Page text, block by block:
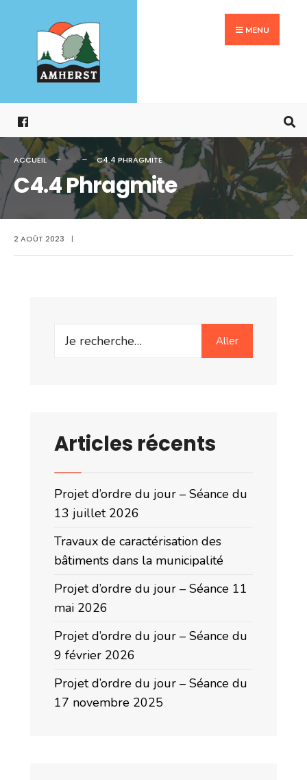
contenu
MENU
ACCUEIL C4.4 PHRAGMITE
C4.4 Phragmite
2 AOÛT 2023 |
Search
Aller
Articles récents
Projet d’ordre du jour – Séance du
13 juillet 2026
Travaux de caractérisation des
bâtiments dans la municipalité
Projet d’ordre du jour – Séance 11
mai 2026
Projet d’ordre du jour – Séance du
9 février 2026
Projet d’ordre du jour – Séance du
17 novembre 2025
for: